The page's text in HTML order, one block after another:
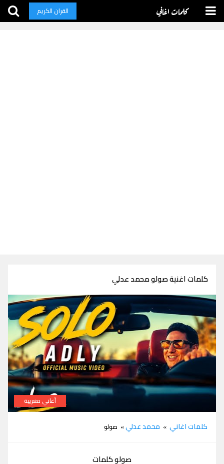
كلمات اغاني القران الكريم
كلمات اغنية صولو محمد عدلي
أغاني مغربية
كلمات اغاني » محمد عدلي» صولو
صولو كلمات